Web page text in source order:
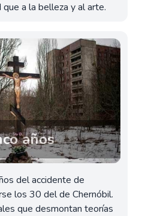
a la belleza y al arte.
años
del accidente de
los 30 del de Chernóbil.
que desmontan teorías